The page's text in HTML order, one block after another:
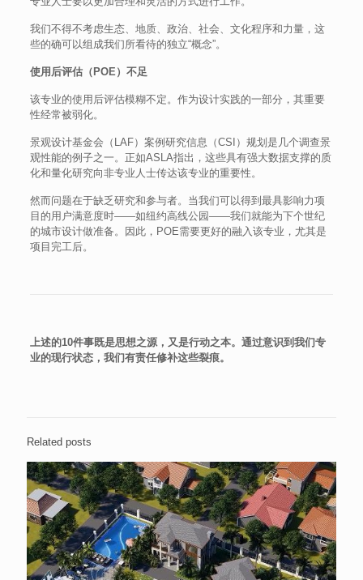
我们不得不考虑生态、地质、政治、社会、文化程序和力量，这
些的确可以组成我们所看待的独立“概念”。
使用后评估（POE）不足
该专业的使用后评估模糊不定。作为设计实践的一部分，其重要
性经常被弱化。
景观设计基金会（LAF）案例研究信息（CSI）规划是几个调查景
观性能的例子之一。正如ASLA指出，这些具有强大数据支撑的质
化和量化研究向非专业人士传达该专业的重要性。
然而问题在于缺乏研究和参与者。当我们可以得到最具影响力项
目的用户满意度时——如纽约高线公园——我们就能为下个世纪
的城市设计做准备。因此，POE需要更好的融入该专业，尤其是
项目完工后。
上述的10件事既是思想之源，又是行动之本。通过意识到我们专
业的现行状态，我们有责任修补这些裂痕。
Related posts